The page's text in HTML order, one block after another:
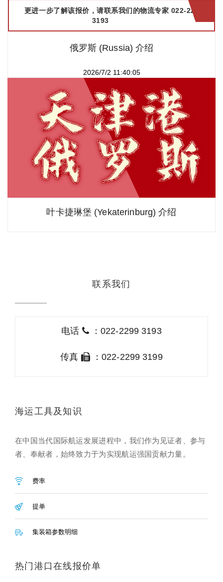
更进一步了解该报价，请联系我们的物流专家 022-2299
3193
俄罗斯 (Russia) 介绍
2026/7/2 11:40:05
叶卡捷琳堡 (Yekaterinburg) 介绍
联系我们
电话 ：022-2299 3193
传真 ：022-2299 3199
海运工具及知识
在中国当代国际航运发展进程中，我们作为见证者、参与
者、奉献者，始终致力于为实现航运强国贡献力量。
费率
提单
集装箱参数明细
热门港口在线报价单